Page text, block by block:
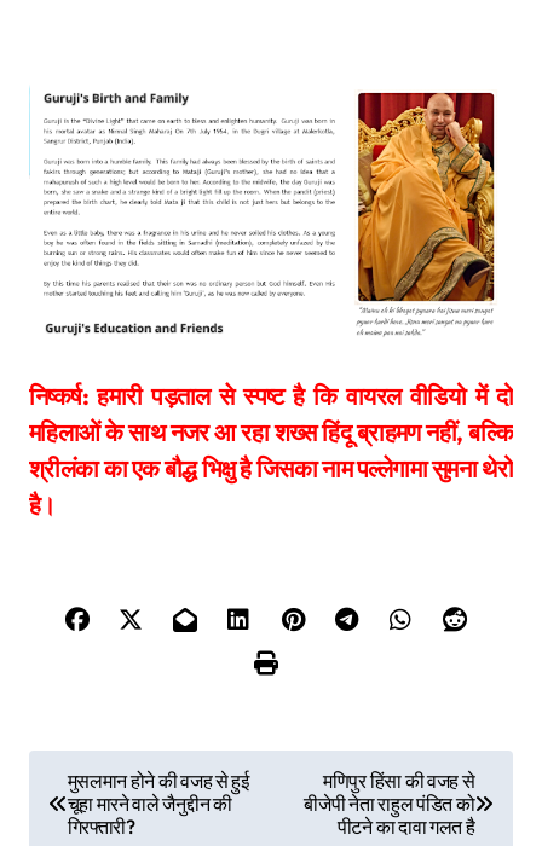
निष्कर्ष: हमारी पड़ताल से स्पष्ट है कि वायरल वीडियो में दो
महिलाओं के साथ नजर आ रहा शख्स हिंदू ब्राहमण नहीं, बल्कि
श्रीलंका का एक बौद्ध भिक्षु हैजिसका नामपल्लेगामा सुमना थेरो
है।
मुसलमान होने की वजह से हुई
चूहा मारने वाले जैनुद्दीन की
गिरफ्तारी?
मणिपुर हिंसा की वजह से
बीजेपी नेता राहुल पंडित को
पीटने का दावा गलत है